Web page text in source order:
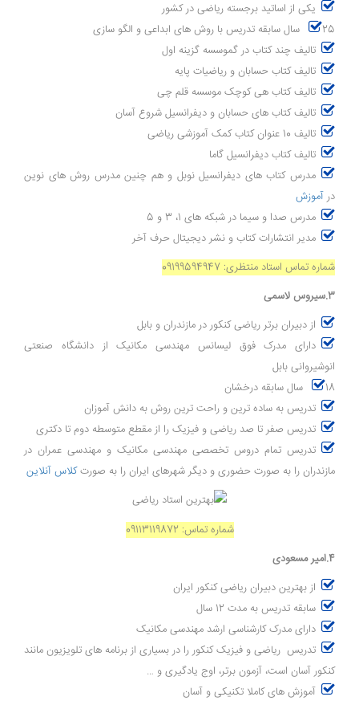
یکی از اساتید برجسته ریاضی در کشور
25 سال سابقه تدریس با روش های ابداعی و الگو سازی
تالیف چند کتاب در گموسسه گزینه اول
تالیف کتاب حسابان و ریاضیات پایه
تالیف کتاب هی کوچک موسسه قلم چی
تالیف کتاب های حسابان و دیفرانسیل شروع آسان
تالیف 10 عنوان کتاب کمک آموزشی ریاضی
تالیف کتاب دیفرانسیل گاما
مدرس کتاب های دیفرانسیل نوبل و هم چنین مدرس روش های نوین
در آموزش
مدرس صدا و سیما در شبکه های 1، 3 و 5
مدیر انتشارات کتاب و نشر دیجیتال حرف آخر
شماره تماس استاد منتظری: 09199594947
3.سیروس لاسمی
از دبیران برتر ریاضی کنکور در مازندران و بابل
دارای مدرک فوق لیسانس مهندسی مکانیک از دانشگاه صنعتی
انوشیروانی بابل
18 سال سابقه درخشان
تدریس به ساده ترین و راحت ترین روش به دانش آموزان
تدریس صفر تا صد ریاضی و فیزیک را از مقطع متوسطه دوم تا دکتری
تدریس تمام دروس تخصصی مهندسی مکانیک و مهندسی عمران در
مازندران را به صورت حضوری و دیگر شهرهای ایران را به صورتکلاس آنلاین
شماره تماس: 09113119872
4.امیر مسعودی
از بهترین دبیران ریاضی کنکور ایران
سابقه تدریس به مدت 12 سال
دارای مدرک کارشناسی ارشد مهندسی مکانیک
تدریس ریاضی و فیزیک کنکور را در بسیاری از برنامه های تلویزیون مانند
کنکور آسان است، آزمون برتر، اوج یادگیری و …
آموزش های کاملا تکنیکی و آسان